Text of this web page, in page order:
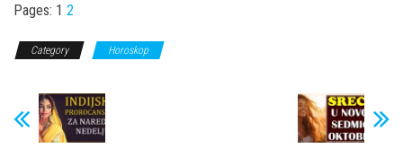
Pages: 1 2
Category Horoskop